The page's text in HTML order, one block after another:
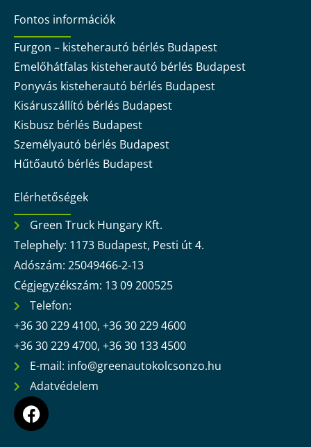
Fontos információk
Furgon – kisteherautó bérlés Budapest
Emelőhátfalas kisteherautó bérlés Budapest
Ponyvás kisteherautó bérlés Budapest
Kisáruszállító bérlés Budapest
Kisbusz bérlés Budapest
Személyautó bérlés Budapest
Hűtőautó bérlés Budapest
Elérhetőségek
Green Truck Hungary Kft.
Telephely: 1173 Budapest, Pesti út 4.
Adószám: 25049466-2-13
Cégjegyzékszám: 13 09 200525
Telefon:
+36 30 229 4100, +36 30 229 4600
+36 30 229 4700, +36 30 133 4500
E-mail: info@greenautokolcsonzo.hu
Adatvédelem
F
a
c